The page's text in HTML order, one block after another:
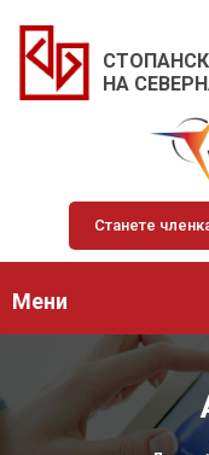
НА
Станете
Мени